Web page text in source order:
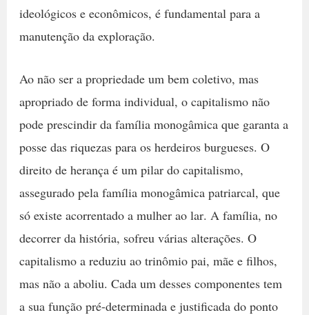
ideológicos e econômicos, é fundamental para a
manutenção da exploração.
Ao não ser a propriedade um bem coletivo, mas
apropriado de forma individual, o capitalismo não
pode prescindir da família monogâmica que garanta a
posse das riquezas para os herdeiros burgueses. O
direito de herança é um pilar do capitalismo,
assegurado pela família monogâmica patriarcal, que
só existe acorrentado a mulher ao lar. A família, no
decorrer da história, sofreu várias alterações. O
capitalismo a reduziu ao trinômio pai, mãe e filhos,
mas não a aboliu. Cada um desses componentes tem
a sua função pré-determinada e justificada do ponto